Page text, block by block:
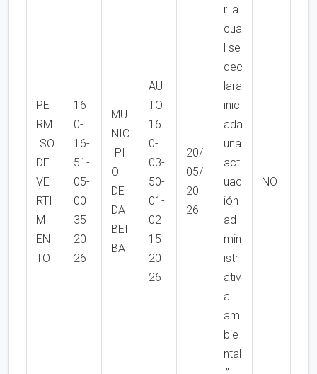
PE
RM
ISO
DE
VE
RTI
MI
EN
TO
16
0-
16-
51-
05-
00
35-
20
26
MU
NIC
IPI
O
DE
DA
BEI
BA
AU
TO
16
0-
03-
50-
01-
02
15-
20
26
20/
05/
20
26
r la
cua
l se
dec
lara
inici
ada
una
act
uac
ión
ad
min
istr
ativ
a
am
bie
ntal
NO